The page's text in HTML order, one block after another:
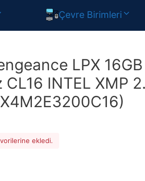
Çevre Birimleri
LPX
INTEL XMP
ekledi.